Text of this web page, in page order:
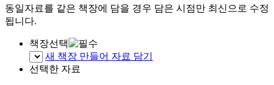
동일자료를 같은 책장에 담을 경우 담은 시점만 최신으로 수정
됩니다.
책장선택
새 책장 만들어 자료 담기
선택한 자료